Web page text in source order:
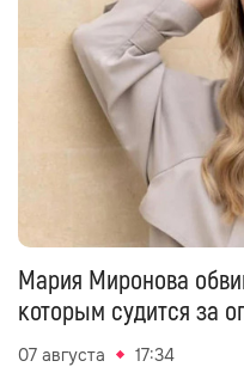
Мария Миронова
которым судится за
07 августа 17:34